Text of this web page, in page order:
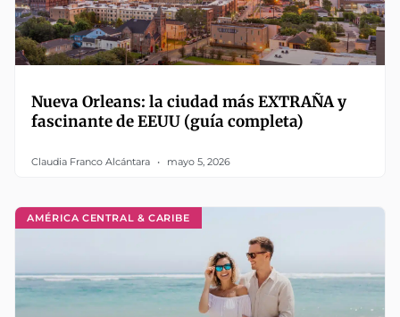
Nueva Orleans: la ciudad más EXTRAÑA y
fascinante de EEUU (guía completa)
Claudia Franco Alcántara mayo 5, 2026
AMÉRICA CENTRAL & CARIBE